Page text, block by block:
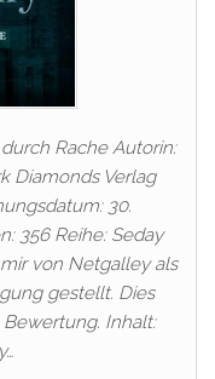
Rache Autorin:
Diamonds Verlag
30.
356 Reihe: Seday
von Netgalley als
gestellt. Dies
Inhalt: